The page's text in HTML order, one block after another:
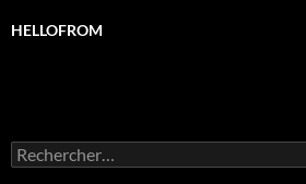
HELLOFROM
Rechercher :